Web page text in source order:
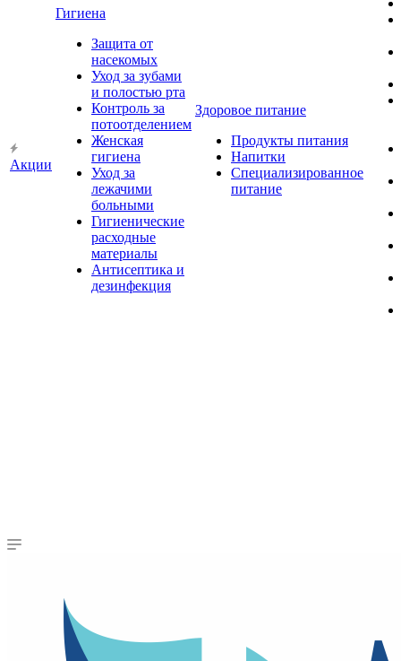
Акции
Гигиена
Защита от
насекомых
Уход за зубами
и полостью рта
Контроль за
потоотделением
Женская
гигиена
Уход за
лежачими
больными
Гигиенические
расходные
материалы
Антисептика и
дезинфекция
Здоровое питание
Продукты питания
Напитки
Специализированное
питание